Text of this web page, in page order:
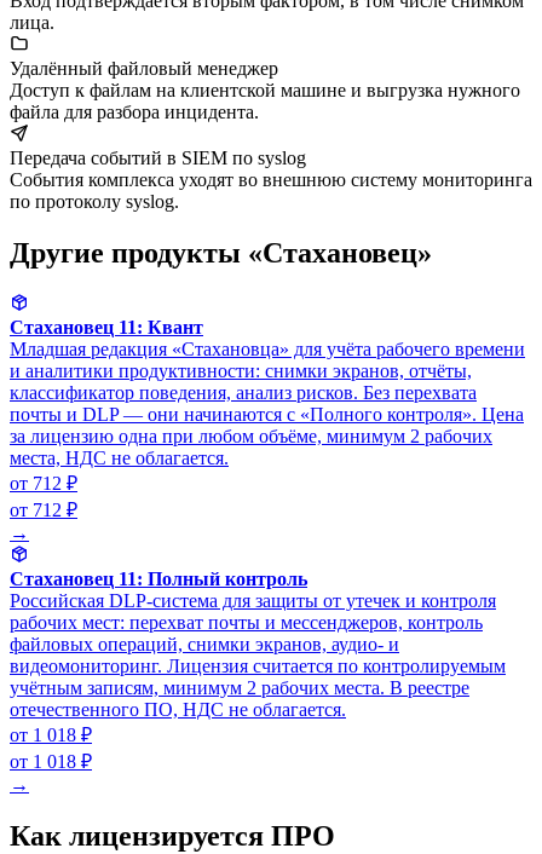
лица.
Удалённый файловый менеджер
Доступ к файлам на клиентской машине и выгрузка нужного
файла для разбора инцидента.
Передача событий в SIEM по syslog
События комплекса уходят во внешнюю систему мониторинга
по протоколу syslog.
Другие продукты «Стахановец»
Стахановец 11: Квант
Младшая редакция «Стахановца» для учёта рабочего времени
и аналитики продуктивности: снимки экранов, отчёты,
классификатор поведения, анализ рисков. Без перехвата
почты и DLP — они начинаются с «Полного контроля». Цена
за лицензию одна при любом объёме, минимум 2 рабочих
места, НДС не облагается.
от 712 ₽
от 712 ₽
→
Стахановец 11: Полный контроль
Российская DLP-система для защиты от утечек и контроля
рабочих мест: перехват почты и мессенджеров, контроль
файловых операций, снимки экранов, аудио- и
видеомониторинг. Лицензия считается по контролируемым
учётным записям, минимум 2 рабочих места. В реестре
отечественного ПО, НДС не облагается.
от 1 018 ₽
от 1 018 ₽
→
Как лицензируется ПРО